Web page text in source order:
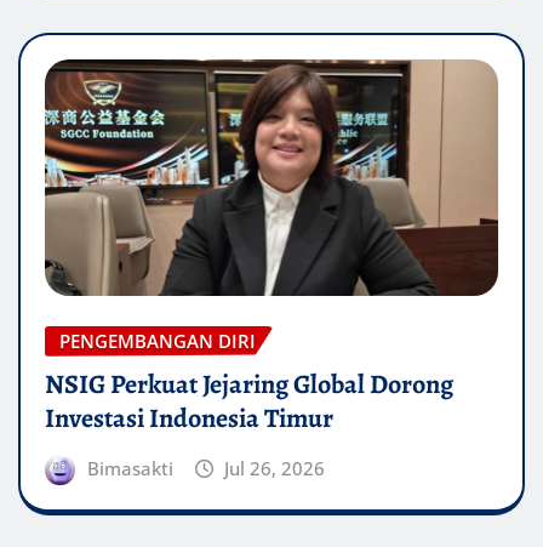
PENGEMBANGAN DIRI
NSIG Perkuat Jejaring Global Dorong
Investasi Indonesia Timur
Bimasakti Jul 26, 2026